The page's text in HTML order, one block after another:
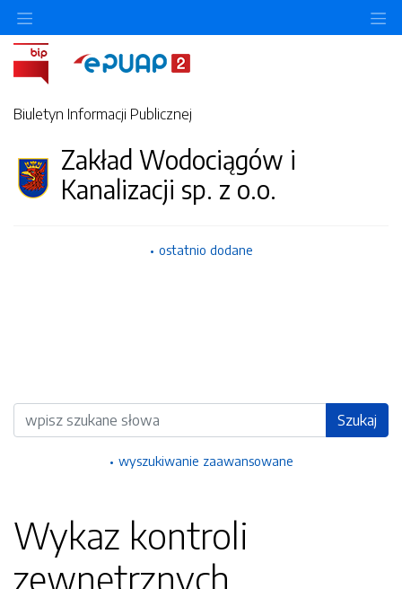
Biuletyn Informacji Publicznej
Zakład Wodociągów i
Kanalizacji sp. z o.o.
ostatnio dodane
Wyszukiwarka Szukaj
wyszukiwanie zaawansowane
Wykaz kontroli
zewnętrznych